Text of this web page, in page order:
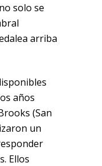
solo se
arriba
años
(San
un
Ellos